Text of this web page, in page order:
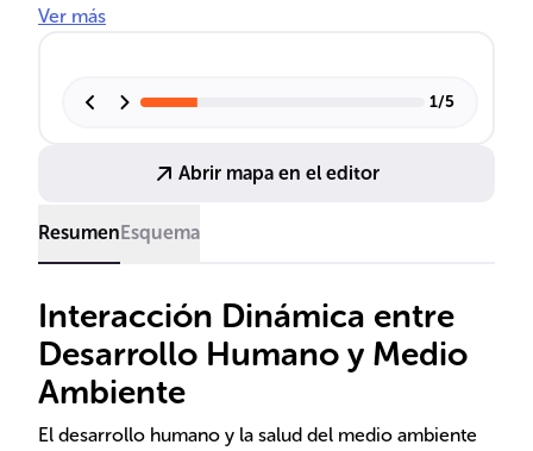
gestión de recursos y la promoción de energías
ecosistémica y las prácticas ambientales
Ver más
1/5
Abrir mapa en el editor
ResumenEsquema
Interacción Dinámica entre
Desarrollo Humano y Medio
Ambiente
El desarrollo humano y la salud del medio ambiente